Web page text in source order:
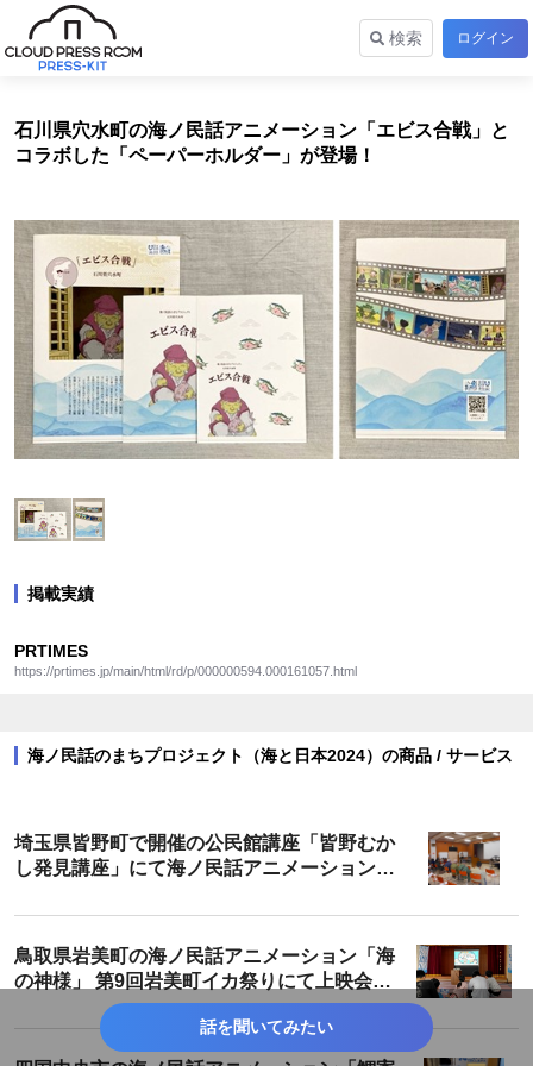
検索 ログイン
石川県穴水町の海ノ民話アニメーション「エビス合戦」と
コラボした「ペーパーホルダー」が登場！
掲載実績
PRTIMES
https://prtimes.jp/main/html/rd/p/000000594.000161057.html
海ノ民話のまちプロジェクト（海と日本2024）の商品 / サービス
埼玉県皆野町で開催の公民館講座「皆野むか
し発見講座」にて海ノ民話アニメーション
鳥取県岩美町の海ノ民話アニメーション「海
の神様」 第9回岩美町イカ祭りにて上映会を
開催しました
話を聞いてみたい